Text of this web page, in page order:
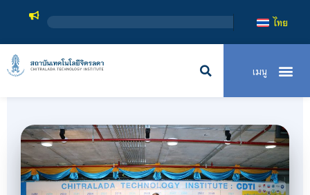
สถาบันเทคโนโลยีจิตรลดา
ไทย